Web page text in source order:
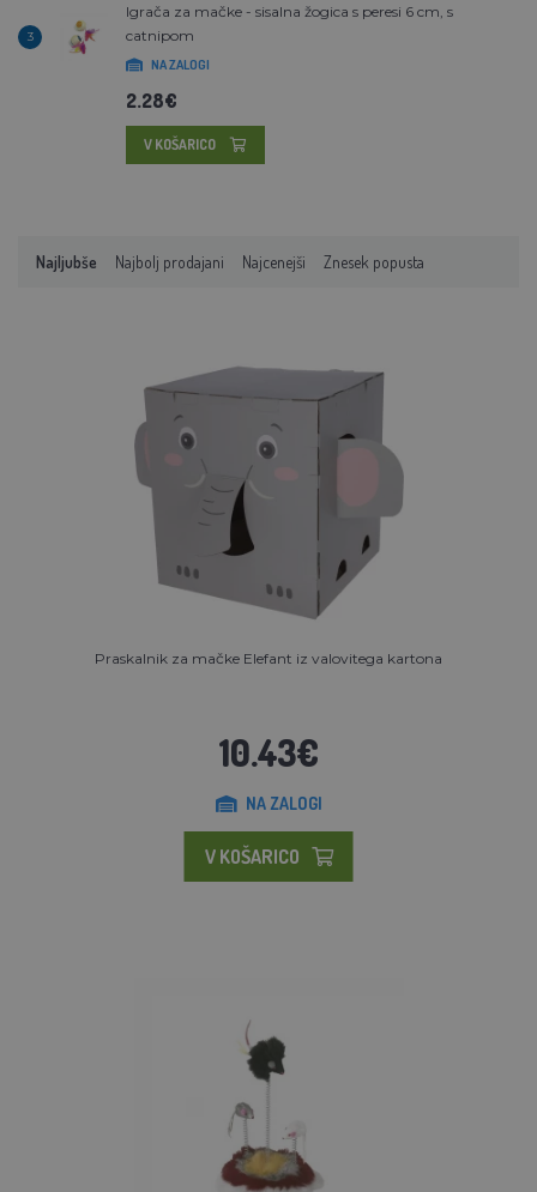
3
Igrača za mačke - sisalna žogica s peresi 6 cm, s
catnipom
NA ZALOGI
2.28€
V KOŠARICO
Najljubše Najbolj prodajani Najcenejši Znesek popusta
Praskalnik za mačke Elefant iz valovitega kartona
10.43€
NA ZALOGI
V KOŠARICO